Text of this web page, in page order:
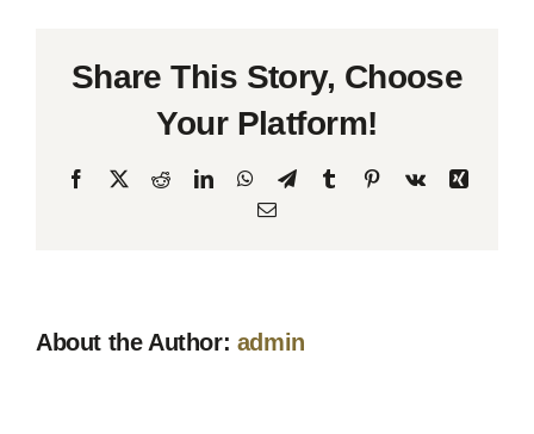
rettigheder
Share This Story, Choose
Your Platform!
Facebook
X RedditLinkedInWhatsApp
TelegramTumblrPinterestVk
Xing
Email
About the Author: admin